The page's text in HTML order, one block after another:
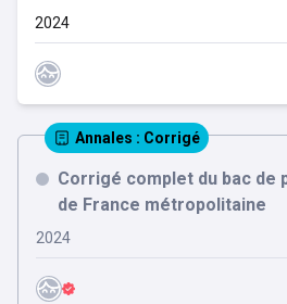
2024
Annales : Corrigé
Corrigé complet du bac de
de France métropolitaine
2024